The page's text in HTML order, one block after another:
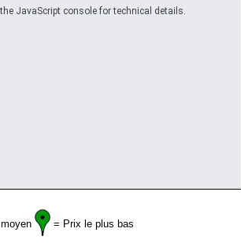
JavaScript console for technical details.
= Prix le plus bas